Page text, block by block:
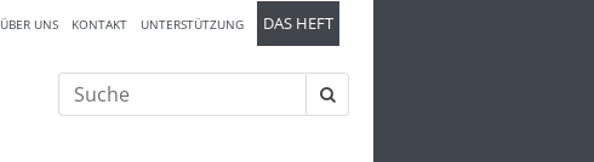
ÜBER UNS KONTAKT UNTERSTÜTZUNG DAS HEFT
Suche
nach: